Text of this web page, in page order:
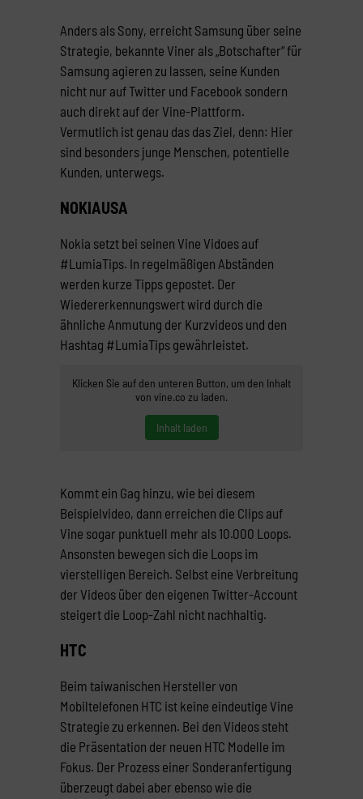
Anders als Sony, erreicht Samsung über seine
Strategie, bekannte Viner als „Botschafter“ für
Samsung agieren zu lassen, seine Kunden
nicht nur auf Twitter und Facebook sondern
auch direkt auf der Vine-Plattform.
Vermutlich ist genau das das Ziel, denn: Hier
sind besonders junge Menschen, potentielle
Kunden, unterwegs.
NOKIAUSA
Nokia setzt bei seinen Vine Vidoes auf
#LumiaTips. In regelmäßigen Abständen
werden kurze Tipps gepostet. Der
Wiedererkennungswert wird durch die
ähnliche Anmutung der Kurzvideos und den
Hashtag #LumiaTips gewährleistet.
Klicken Sie auf den unteren Button, um den Inhalt
von vine.co zu laden.
Inhalt laden
Kommt ein Gag hinzu, wie bei diesem
Beispielvideo, dann erreichen die Clips auf
Vine sogar punktuell mehr als 10.000 Loops.
Ansonsten bewegen sich die Loops im
vierstelligen Bereich. Selbst eine Verbreitung
der Videos über den eigenen Twitter-Account
steigert die Loop-Zahl nicht nachhaltig.
HTC
Beim taiwanischen Hersteller von
Mobiltelefonen HTC ist keine eindeutige Vine
Strategie zu erkennen. Bei den Videos steht
die Präsentation der neuen HTC Modelle im
Fokus. Der Prozess einer Sonderanfertigung
überzeugt dabei aber ebenso wie die